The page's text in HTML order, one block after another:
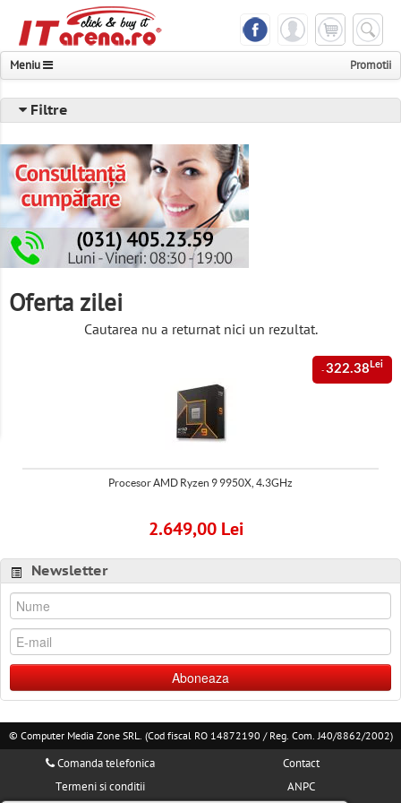
Meniu Promotii
Componente & Periferice
PC, Servere & UPS
Foto, Video & Multimedia
Imprimante, Scanere & Consumabile
Filtre
Oferta zilei
Cautarea nu a returnat nici un rezultat.
- 322.38 Lei
Procesor AMD Ryzen 9 9950X, 4.3GHz
2.649,00 Lei
Newsletter
Aboneaza
© Computer Media Zone SRL. (Cod fiscal RO 14872190 / Reg. Com. J40/8862/2002)
Comanda telefonica
Termeni si conditii
Contact
ANPC